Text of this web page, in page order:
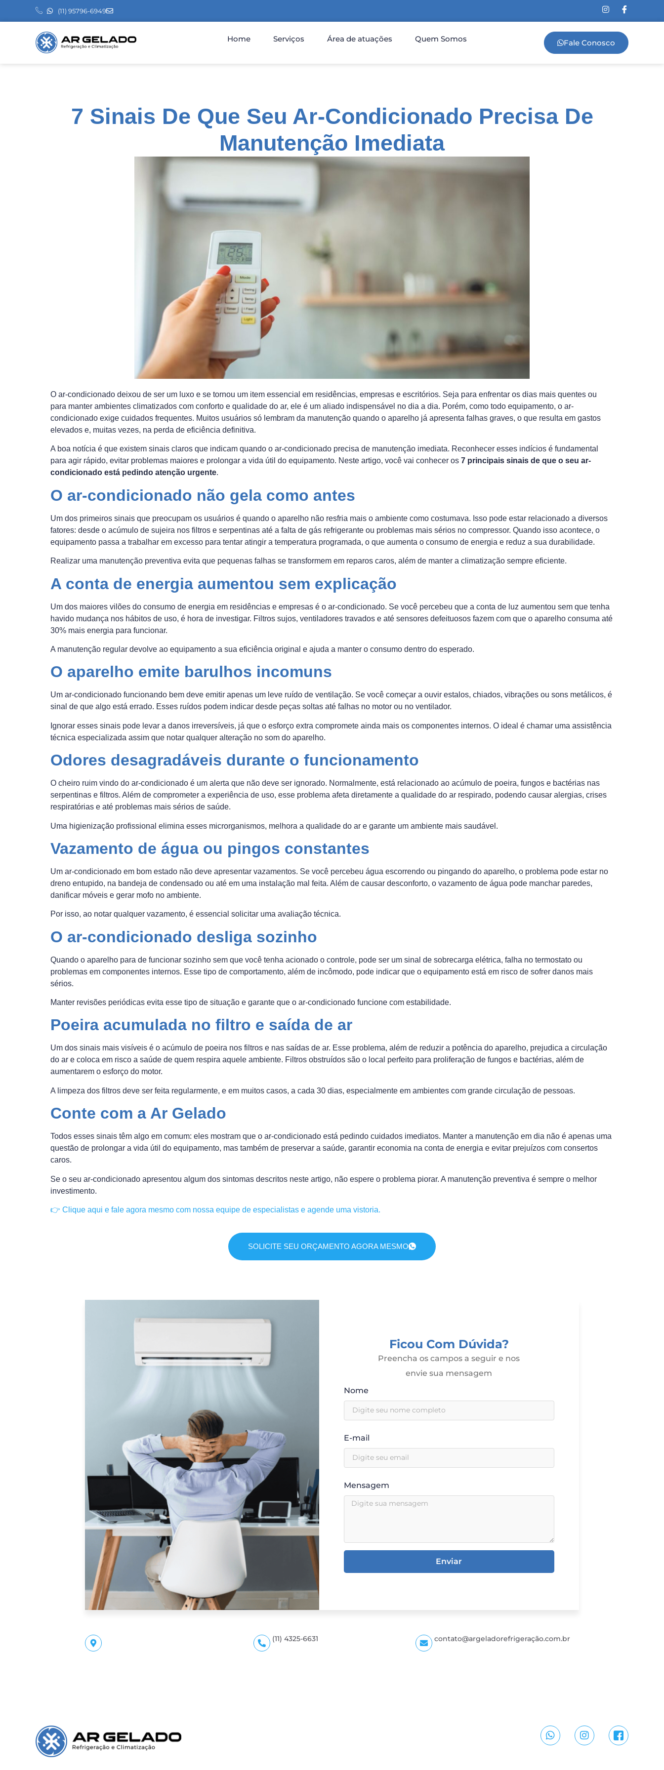
(11) 95796-6949
Home Serviços Área de atuações Quem Somos Fale Conosco
7 Sinais De Que Seu Ar-Condicionado Precisa De
Manutenção Imediata
O ar-condicionado deixou de ser um luxo e se tornou um item essencial em residências, empresas e escritórios. Seja para enfrentar os dias mais quentes ou
para manter ambientes climatizados com conforto e qualidade do ar, ele é um aliado indispensável no dia a dia. Porém, como todo equipamento, o ar-
condicionado exige cuidados frequentes. Muitos usuários só lembram da manutenção quando o aparelho já apresenta falhas graves, o que resulta em gastos
elevados e, muitas vezes, na perda de eficiência definitiva.
A boa notícia é que existem sinais claros que indicam quando o ar-condicionado precisa de manutenção imediata. Reconhecer esses indícios é fundamental
para agir rápido, evitar problemas maiores e prolongar a vida útil do equipamento. Neste artigo, você vai conhecer os 7 principais sinais de que o seu ar-
condicionado está pedindo atenção urgente.
O ar-condicionado não gela como antes
Um dos primeiros sinais que preocupam os usuários é quando o aparelho não resfria mais o ambiente como costumava. Isso pode estar relacionado a diversos
fatores: desde o acúmulo de sujeira nos filtros e serpentinas até a falta de gás refrigerante ou problemas mais sérios no compressor. Quando isso acontece, o
equipamento passa a trabalhar em excesso para tentar atingir a temperatura programada, o que aumenta o consumo de energia e reduz a sua durabilidade.
Realizar uma manutenção preventiva evita que pequenas falhas se transformem em reparos caros, além de manter a climatização sempre eficiente.
A conta de energia aumentou sem explicação
Um dos maiores vilões do consumo de energia em residências e empresas é o ar-condicionado. Se você percebeu que a conta de luz aumentou sem que tenha
havido mudança nos hábitos de uso, é hora de investigar. Filtros sujos, ventiladores travados e até sensores defeituosos fazem com que o aparelho consuma até
30% mais energia para funcionar.
A manutenção regular devolve ao equipamento a sua eficiência original e ajuda a manter o consumo dentro do esperado.
O aparelho emite barulhos incomuns
Um ar-condicionado funcionando bem deve emitir apenas um leve ruído de ventilação. Se você começar a ouvir estalos, chiados, vibrações ou sons metálicos, é
sinal de que algo está errado. Esses ruídos podem indicar desde peças soltas até falhas no motor ou no ventilador.
Ignorar esses sinais pode levar a danos irreversíveis, já que o esforço extra compromete ainda mais os componentes internos. O ideal é chamar uma assistência
técnica especializada assim que notar qualquer alteração no som do aparelho.
Odores desagradáveis durante o funcionamento
O cheiro ruim vindo do ar-condicionado é um alerta que não deve ser ignorado. Normalmente, está relacionado ao acúmulo de poeira, fungos e bactérias nas
serpentinas e filtros. Além de comprometer a experiência de uso, esse problema afeta diretamente a qualidade do ar respirado, podendo causar alergias, crises
respiratórias e até problemas mais sérios de saúde.
Uma higienização profissional elimina esses microrganismos, melhora a qualidade do ar e garante um ambiente mais saudável.
Vazamento de água ou pingos constantes
Um ar-condicionado em bom estado não deve apresentar vazamentos. Se você percebeu água escorrendo ou pingando do aparelho, o problema pode estar no
dreno entupido, na bandeja de condensado ou até em uma instalação mal feita. Além de causar desconforto, o vazamento de água pode manchar paredes,
danificar móveis e gerar mofo no ambiente.
Por isso, ao notar qualquer vazamento, é essencial solicitar uma avaliação técnica.
O ar-condicionado desliga sozinho
Quando o aparelho para de funcionar sozinho sem que você tenha acionado o controle, pode ser um sinal de sobrecarga elétrica, falha no termostato ou
problemas em componentes internos. Esse tipo de comportamento, além de incômodo, pode indicar que o equipamento está em risco de sofrer danos mais
sérios.
Manter revisões periódicas evita esse tipo de situação e garante que o ar-condicionado funcione com estabilidade.
Poeira acumulada no filtro e saída de ar
Um dos sinais mais visíveis é o acúmulo de poeira nos filtros e nas saídas de ar. Esse problema, além de reduzir a potência do aparelho, prejudica a circulação
do ar e coloca em risco a saúde de quem respira aquele ambiente. Filtros obstruídos são o local perfeito para proliferação de fungos e bactérias, além de
aumentarem o esforço do motor.
A limpeza dos filtros deve ser feita regularmente, e em muitos casos, a cada 30 dias, especialmente em ambientes com grande circulação de pessoas.
Conte com a Ar Gelado
Todos esses sinais têm algo em comum: eles mostram que o ar-condicionado está pedindo cuidados imediatos. Manter a manutenção em dia não é apenas uma
questão de prolongar a vida útil do equipamento, mas também de preservar a saúde, garantir economia na conta de energia e evitar prejuízos com consertos
caros.
Se o seu ar-condicionado apresentou algum dos sintomas descritos neste artigo, não espere o problema piorar. A manutenção preventiva é sempre o melhor
investimento.
👉 Clique aqui e fale agora mesmo com nossa equipe de especialistas e agende uma vistoria.
SOLICITE SEU ORÇAMENTO AGORA MESMO
Ficou Com Dúvida?
Preencha os campos a seguir e nos
envie sua mensagem
Nome
E-mail
Mensagem
Enviar
(11) 4325-6631 contato@argeladorefrigeração.com.br